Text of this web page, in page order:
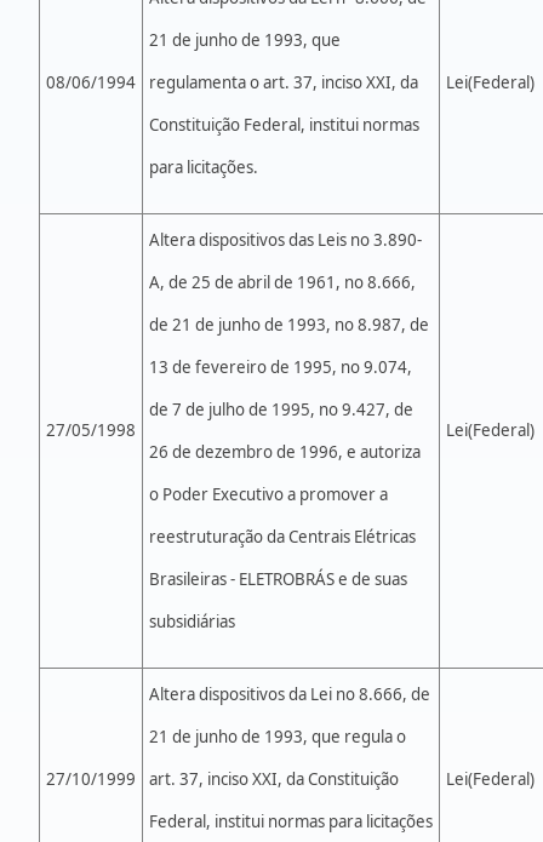
08/06/1994
21 de junho de 1993, que
regulamenta o art. 37, inciso XXI, da
Constituição Federal, institui normas
para licitações.
Lei(Federal)
27/05/1998
Altera dispositivos das Leis no 3.890-
A, de 25 de abril de 1961, no 8.666,
de 21 de junho de 1993, no 8.987, de
13 de fevereiro de 1995, no 9.074,
de 7 de julho de 1995, no 9.427, de
26 de dezembro de 1996, e autoriza
o Poder Executivo a promover a
reestruturação da Centrais Elétricas
Brasileiras - ELETROBRÁS e de suas
subsidiárias
Lei(Federal)
27/10/1999
Altera dispositivos da Lei no 8.666, de
21 de junho de 1993, que regula o
art. 37, inciso XXI, da Constituição
Federal, institui normas para licitações
Lei(Federal)